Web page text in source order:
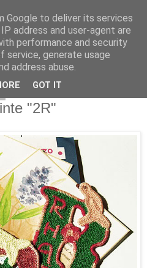
"2R"
Google to deliver its services
address and user-agent are
performance and security
service, generate usage
address abuse.
GOT IT